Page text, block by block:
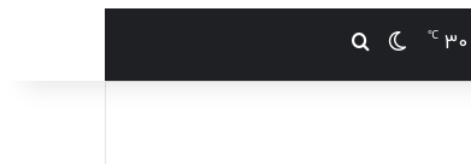
30
℃ تغییر پوسته
جستجو برای